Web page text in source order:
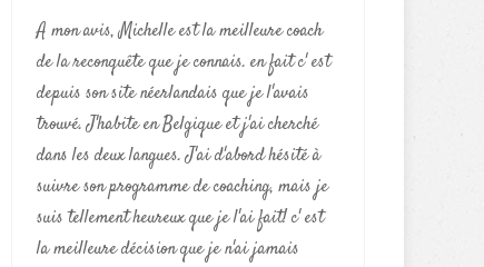
A mon avis, Michelle est la meilleure coach
de la reconquête que je connais. en fait c' est
depuis son site néerlandais que je l'avais
trouvé. J'habite en Belgique et j'ai cherché
dans les deux langues. J'ai d'abord hésité à
suivre son programme de coaching, mais je
suis tellement heureux que je l'ai fait! c' est
la meilleure décision que je n'ai jamais